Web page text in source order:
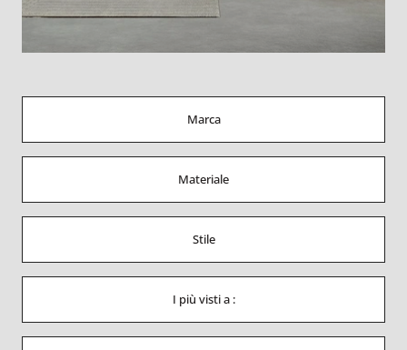
Marca
Materiale
Stile
I più visti a :